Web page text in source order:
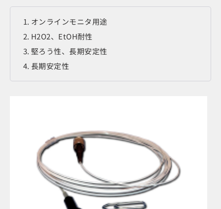
オンラインモニタ用途
H2O2、EtOH耐性
堅ろう性、長期安定性
長期安定性